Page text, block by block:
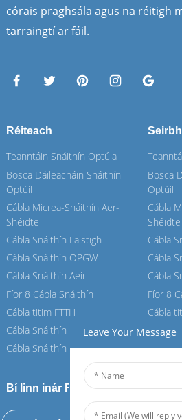
córais praghsála agus na réitigh
tarraingtí ar fáil.
Réiteach
Teanntáin Snáithín Optúla
Bosca Dáileacháin Snáithín
Optúil
Cábla Micrea-Snáithín Aer-
Shéidte
Cábla Snáithín Laistigh
Cábla Snáithín OPGW
Cábla Snáithín Aeir
Fíor 8 Cábla Snáithín
Cábla titim FTTH
Cábla Snáithín ASU
Cábla Snáithín ADSS
Bosca
Optúil
Cábla
Shéidte
Cábla
Cábla
Cábla
Fíor 8
Cábla
Cábla
Cábla
Bí linn inár Feiboer
Leave Your Message